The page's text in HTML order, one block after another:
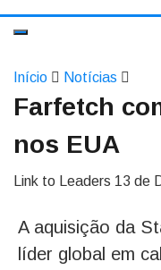
Início Notícias
Farfetch
nos EUA
Link to Leaders 13 de
A aquisição da
líder global em